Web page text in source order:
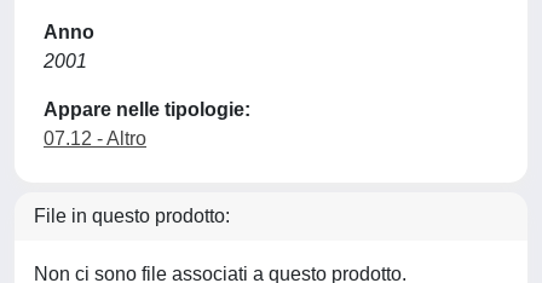
Anno
2001
Appare nelle tipologie:
07.12 - Altro
File in questo prodotto:
Non ci sono file associati a questo prodotto.